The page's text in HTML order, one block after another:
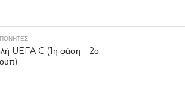
UEFA C (1η φάση – 2ο